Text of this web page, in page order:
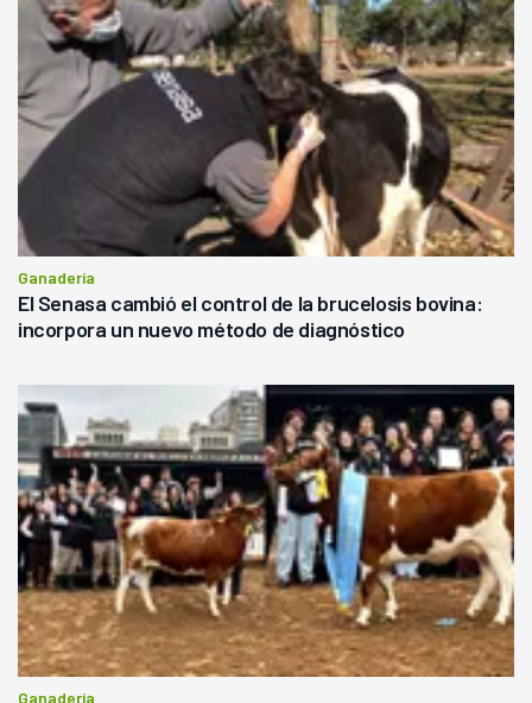
Ganadería
El Senasa cambió el control de la brucelosis bovina:
incorpora un nuevo método de diagnóstico
Ganadería